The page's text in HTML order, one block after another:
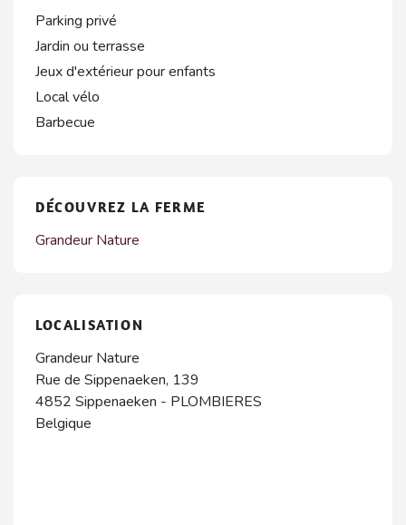
Parking privé
Jardin ou terrasse
Jeux d'extérieur pour enfants
Local vélo
Barbecue
DÉCOUVREZ LA FERME
Grandeur Nature
LOCALISATION
Grandeur Nature
Rue de Sippenaeken, 139
4852 Sippenaeken - PLOMBIERES
Belgique